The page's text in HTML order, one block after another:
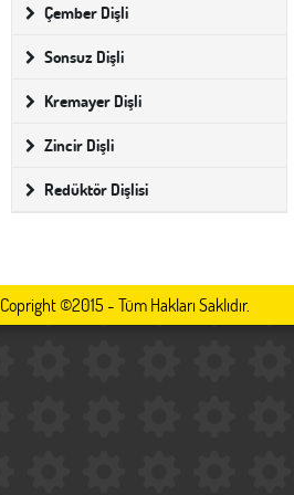
Çember Dişli
Sonsuz Dişli
Kremayer Dişli
Zincir Dişli
Redüktör Dişlisi
Copright ©2015 - Tüm Hakları Saklıdır.